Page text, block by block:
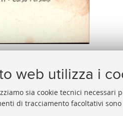
web utilizza i
sia cookie tecnici
di tracciamento facoltativi